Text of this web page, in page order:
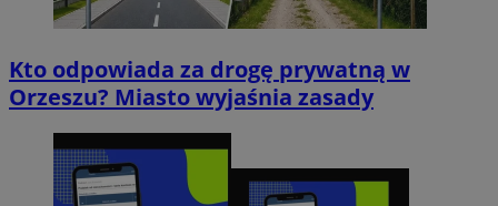
Kto odpowiada za drogę prywatną w
Orzeszu? Miasto wyjaśnia zasady